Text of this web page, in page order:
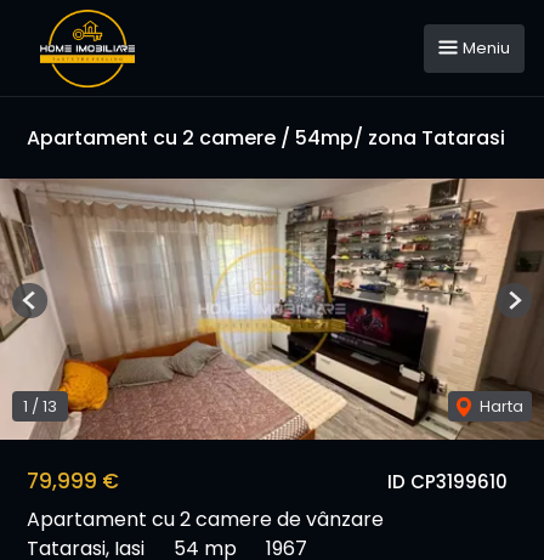
Meniu
Apartament cu 2 camere / 54mp/ zona Tatarasi
ID CP3199610
79,999 €
Apartament cu 2 camere de vânzare
Tatarasi, Iasi
54 mp 1967
1 /13 Harta
Previous